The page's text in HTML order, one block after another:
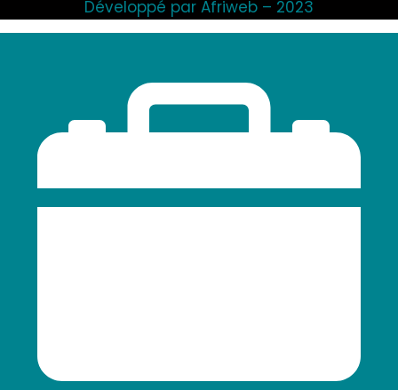
Développé par Afriweb – 2023